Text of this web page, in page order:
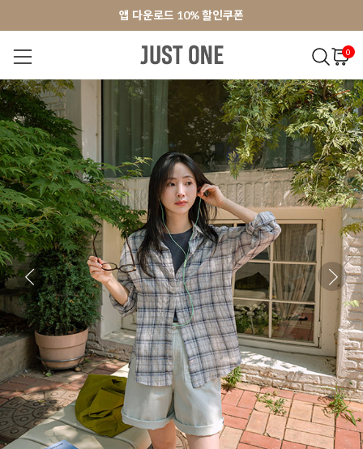
앱 다운로드 10% 할인쿠폰
회원가입 쿠폰 3000원
앱 다운로드 10% 할인쿠폰
회원가입 쿠폰 3000원
0
NEW 7% BEST 오늘출발 MADE . J 상의 팬츠 아